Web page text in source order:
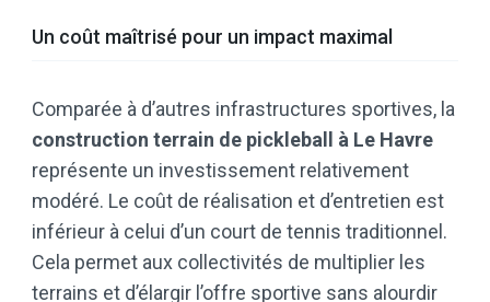
Un coût maîtrisé pour un impact maximal
Comparée à d’autres infrastructures sportives, la
construction terrain de pickleball à Le Havre
représente un investissement relativement
modéré. Le coût de réalisation et d’entretien est
inférieur à celui d’un court de tennis traditionnel.
Cela permet aux collectivités de multiplier les
terrains et d’élargir l’offre sportive sans alourdir